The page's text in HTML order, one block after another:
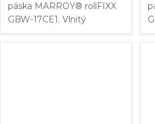
páska MARROY® rollFIXX
GBW-17CE1. Vlnitý
dierovaný pás z